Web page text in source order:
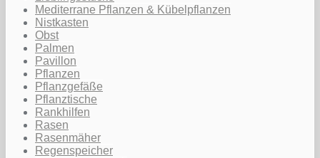
Mediterrane Pflanzen & Kübelpflanzen
Nistkasten
Obst
Palmen
Pavillon
Pflanzen
Pflanzgefäße
Pflanztische
Rankhilfen
Rasen
Rasenmäher
Regenspeicher